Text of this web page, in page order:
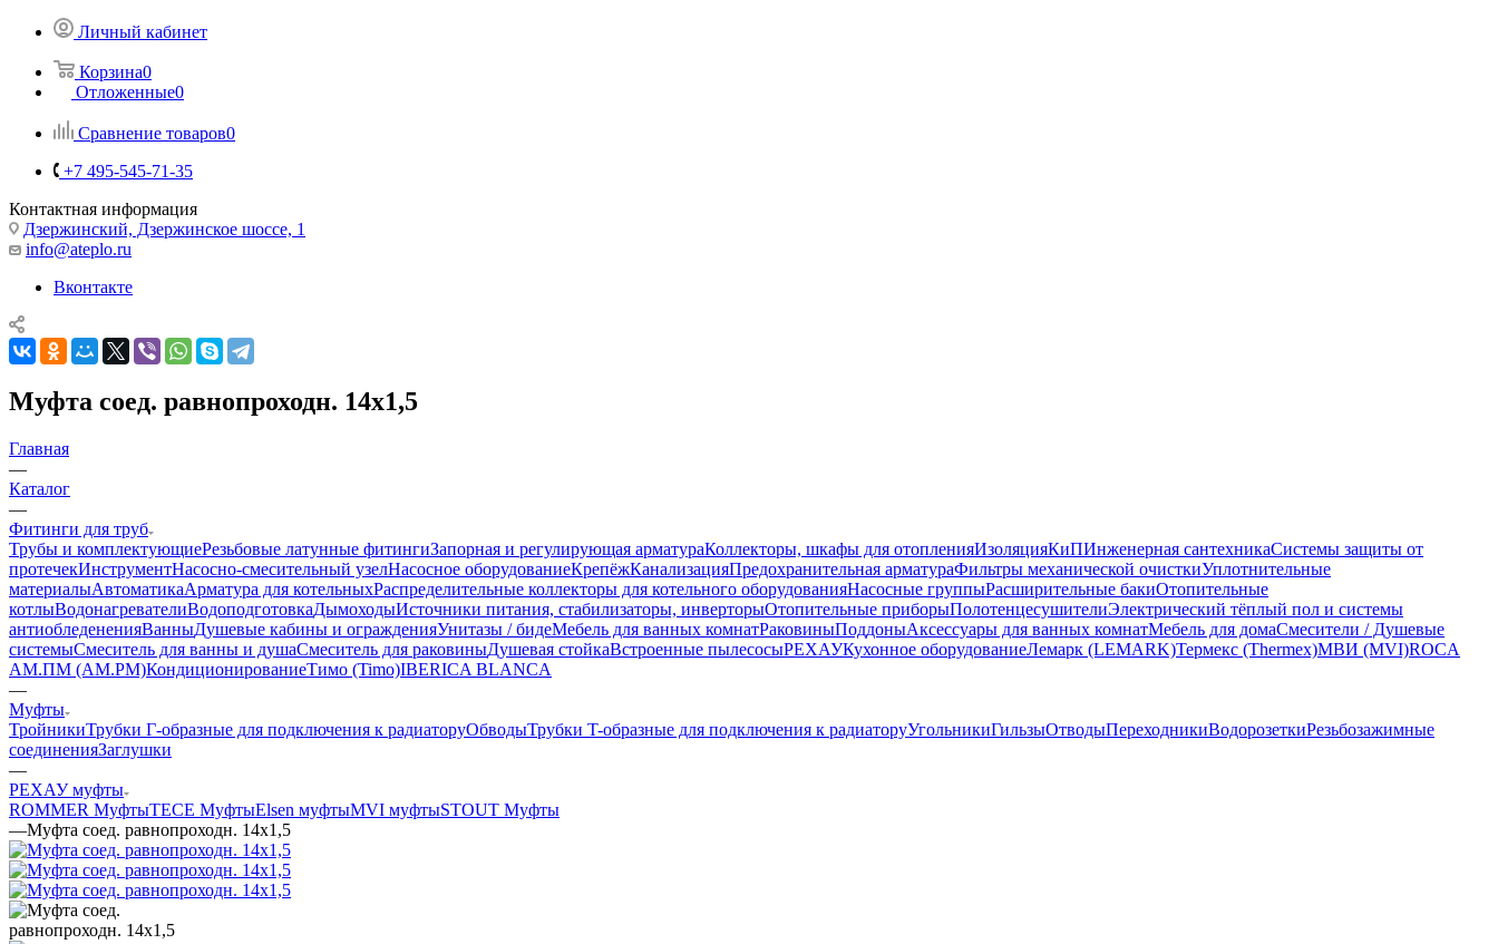
Личный кабинет
Корзина0
Отложенные0
Сравнение товаров0
+7 495-545-71-35
Контактная информация
Дзержинский, Дзержинское шоссе, 1
info@ateplo.ru
Вконтакте
Муфта соед. равнопроходн. 14x1,5
Главная
—
Каталог
—
Фитинги для труб
Трубы и комплектующиеРезьбовые латунные фитингиЗапорная и регулирующая арматураКоллекторы, шкафы для отопленияИзоляцияКиПИнженерная сантехникаСистемы защиты от
протечекИнструментНасосно-смесительный узелНасосное оборудованиеКрепёжКанализацияПредохранительная арматураФильтры механической очисткиУплотнительные
материалыАвтоматикаАрматура для котельныхРаспределительные коллекторы для котельного оборудованияНасосные группыРасширительные бакиОтопительные
котлыВодонагревателиВодоподготовкаДымоходыИсточники питания, стабилизаторы, инверторыОтопительные приборыПолотенцесушителиЭлектрический тёплый пол и системы
антиобледененияВанныДушевые кабины и огражденияУнитазы / бидеМебель для ванных комнатРаковиныПоддоныАксессуары для ванных комнатМебель для домаСмесители / Душевые
системыСмеситель для ванны и душаСмеситель для раковиныДушевая стойкаВстроенные пылесосыРЕХАУКухонное оборудованиеЛемарк (LEMARK)Термекс (Thermex)МВИ (MVI)ROCA
АМ.ПМ (AM.PM)КондиционированиеТимо (Timo)IBERICA BLANCA
—
Муфты
ТройникиТрубки Г-образные для подключения к радиаторуОбводыТрубки T-образные для подключения к радиаторуУгольникиГильзыОтводыПереходникиВодорозеткиРезьбозажимные
соединенияЗаглушки
—
РЕХАУ муфты
ROMMER МуфтыTECE МуфтыElsen муфтыMVI муфтыSTOUT Муфты
—Муфта соед. равнопроходн. 14x1,5